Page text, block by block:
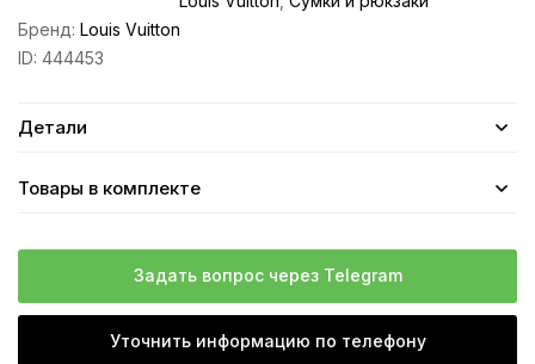
Бренд: Louis Vuitton
ID: 444453
Детали
Товары в комплекте
Задать вопрос через Telegram
Уточнить информацию по телефону